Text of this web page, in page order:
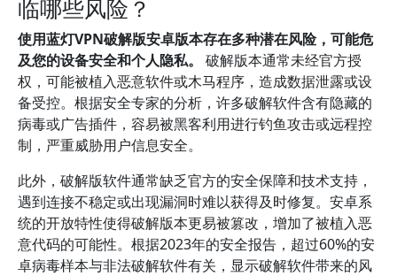
临哪些风险？
使用蓝灯VPN破解版安卓版本存在多种潜在风险，可能危
及您的设备安全和个人隐私。
破解版本通常未经官方授
权，可能被植入恶意软件或木马程序，造成数据泄露或设
备受控。根据安全专家的分析，许多破解软件含有隐藏的
病毒或广告插件，容易被黑客利用进行钓鱼攻击或远程控
制，严重威胁用户信息安全。
此外，破解版软件通常缺乏官方的安全保障和技术支持，
遇到连接不稳定或出现漏洞时难以获得及时修复。安卓系
统的开放特性使得破解版本更易被篡改，增加了被植入恶
意代码的可能性。根据2023年的安全报告，超过60%的安
卓病毒样本与非法破解软件有关，显示破解软件带来的风